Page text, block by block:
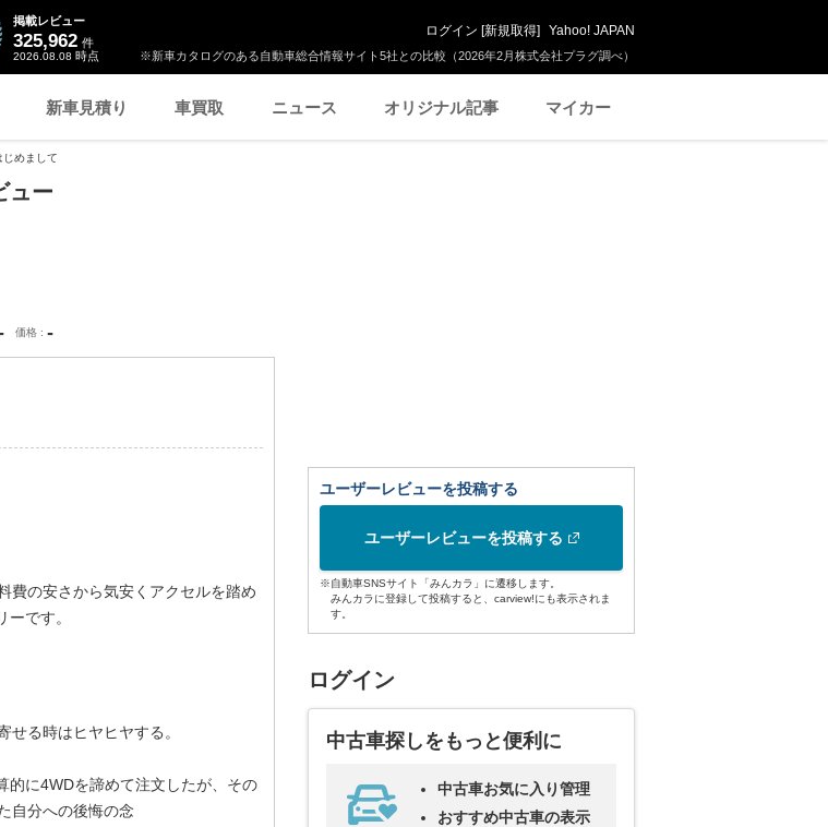
※新車カタログのある自動車総合情報サイト5社との比較（2026年2月株式会社プラグ調べ）
掲載レビュー
325,962 件
2026.08.08 時点
ログイン [新規取得] Yahoo! JAPAN
新車見積り 車買取 ニュース オリジナル記事 マイカー
じめまして
ュー
価格 -
費の安さから気安くアクセルを踏め
です。
る時はヒヤヒヤする。
的に4WDを諦めて注文したが、その
自分への後悔の念
ユーザーレビューを投稿する
ユーザーレビューを投稿する
※自動車SNSサイト「みんカラ」に遷移します。
みんカラに登録して投稿すると、carview!にも表示されま
す。
ログイン
中古車探しをもっと便利に
中古車お気に入り管理
おすすめ中古車の表示